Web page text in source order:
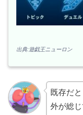
出典:遊戯王ニューロン
既存だ
外が総